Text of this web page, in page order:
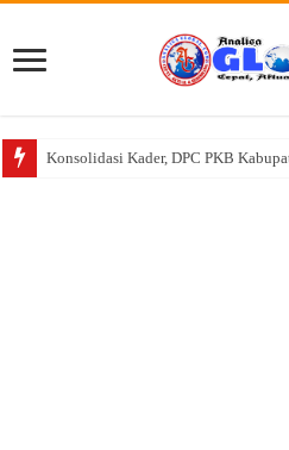
Konsolidasi Kader, DPC PKB